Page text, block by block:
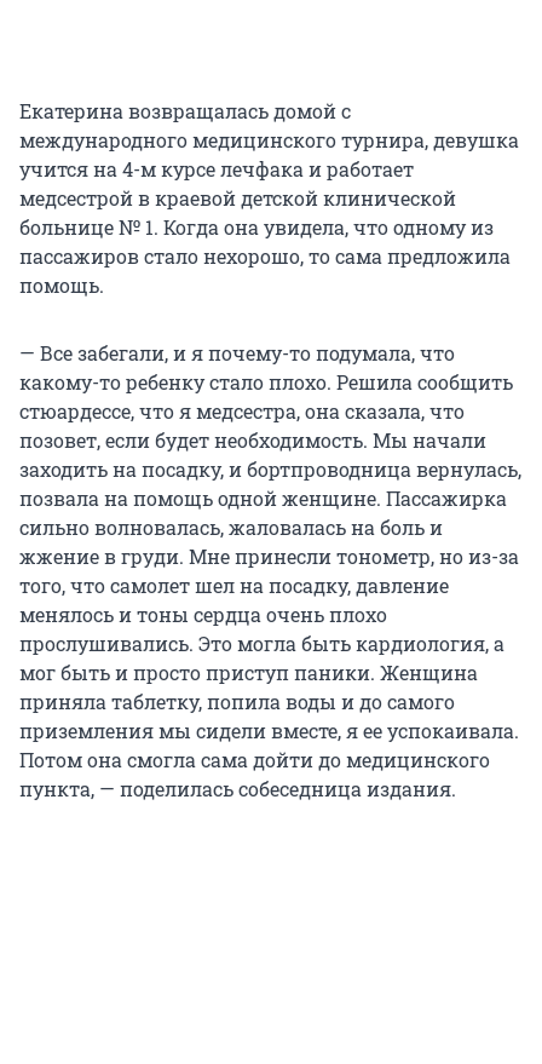
Екатерина возвращалась домой с
международного медицинского турнира, девушка
учится на 4-м курсе лечфака и работает
медсестрой в краевой детской клинической
больнице № 1. Когда она увидела, что одному из
пассажиров стало нехорошо, то сама предложила
помощь.
— Все забегали, и я почему-то подумала, что
какому-то ребенку стало плохо. Решила сообщить
стюардессе, что я медсестра, она сказала, что
позовет, если будет необходимость. Мы начали
заходить на посадку, и бортпроводница вернулась,
позвала на помощь одной женщине. Пассажирка
сильно волновалась, жаловалась на боль и
жжение в груди. Мне принесли тонометр, но из-за
того, что самолет шел на посадку, давление
менялось и тоны сердца очень плохо
прослушивались. Это могла быть кардиология, а
мог быть и просто приступ паники. Женщина
приняла таблетку, попила воды и до самого
приземления мы сидели вместе, я ее успокаивала.
Потом она смогла сама дойти до медицинского
пункта, — поделилась собеседница издания.